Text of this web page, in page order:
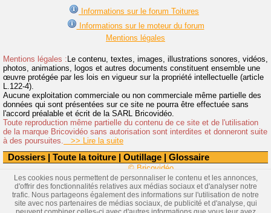
Dossiers | Toute la toiture | Outillage | Glossaire
Informations sur le forum Toitures
Informations sur le moteur du forum
Mentions légales
Mentions légales :Le contenu, textes, images, illustrations sonores, vidéos,
photos, animations, logos et autres documents constituent ensemble une
œuvre protégée par les lois en vigueur sur la propriété intellectuelle (article
L.122-4).
Aucune exploitation commerciale ou non commerciale même partielle des
données qui sont présentées sur ce site ne pourra être effectuée sans
l'accord préalable et écrit de la SARL Bricovidéo.
Toute reproduction même partielle du contenu de ce site et de l'utilisation
de la marque Bricovidéo sans autorisation sont interdites et donneront suite
à des poursuites.
>> Lire la suite
© Bricovidéo
Les cookies nous permettent de personnaliser le contenu et les annonces,
d'offrir des fonctionnalités relatives aux médias sociaux et d'analyser notre
trafic. Nous partageons également des informations sur l'utilisation de notre
site avec nos partenaires de médias sociaux, de publicité et d'analyse, qui